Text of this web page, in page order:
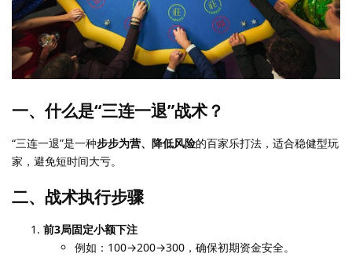
一、什么是“三连一退”战术？
“三连一退”是一种步步为营、降低风险的百家乐打法，适合稳健型玩
家，避免短时间大亏。
二、战术执行步骤
前3局固定小额下注
例如：100→200→300，确保初期资金安全。